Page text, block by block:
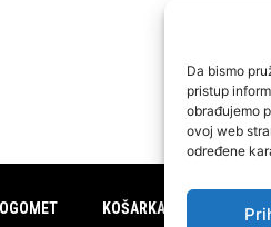
Da bismo
pristup
obrađujemo
ovoj web
određene
KOŠARKA FUTSAL